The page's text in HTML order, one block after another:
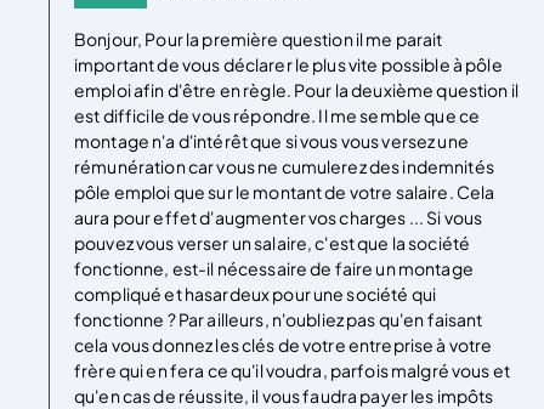
Bonjour, Pour la première question il me parait
important de vous déclarer le plus vite possible à pôle
emploi afin d'être en règle. Pour la deuxième question il
est difficile de vous répondre. Il me semble que ce
montage n'a d'intérêt que si vous vous versez une
rémunération car vous ne cumulerez des indemnités
pôle emploi que sur le montant de votre salaire. Cela
aura pour effet d'augmenter vos charges ... Si vous
pouvez vous verser un salaire, c'est que la société
fonctionne, est-il nécessaire de faire un montage
compliqué et hasardeux pour une société qui
fonctionne ? Par ailleurs, n'oubliez pas qu'en faisant
cela vous donnez les clés de votre entreprise à votre
frère qui en fera ce qu'il voudra, parfois malgré vous et
qu'en cas de réussite, il vous faudra payer les impôts